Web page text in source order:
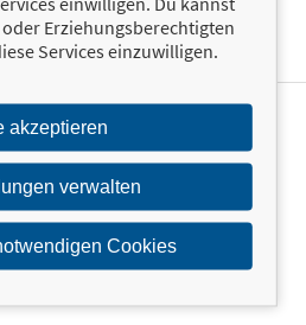
Neuerscheinungen und
werden.
dem aktuellen Stand über das
Erziehungsberechtigten
Services einzuwilligen.
akzeptieren
verwalten
Cookies